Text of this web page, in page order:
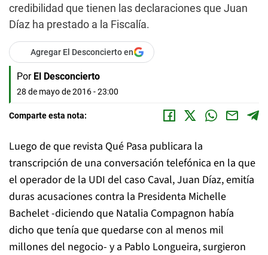
credibilidad que tienen las declaraciones que Juan
Díaz ha prestado a la Fiscalía.
Agregar El Desconcierto en
Por El Desconcierto
28 de mayo de 2016 - 23:00
Comparte esta nota:
Luego de que revista Qué Pasa publicara la
transcripción de una conversación telefónica en la que
el operador de la UDI del caso Caval, Juan Díaz, emitía
duras acusaciones contra la Presidenta Michelle
Bachelet -diciendo que Natalia Compagnon había
dicho que tenía que quedarse con al menos mil
millones del negocio- y a Pablo Longueira, surgieron